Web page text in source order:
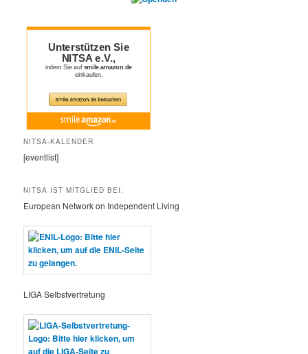
NITSA-KALENDER
[eventlist]
NITSA IST MITGLIED BEI:
European Network on Independent Living
LIGA Selbstvertretung